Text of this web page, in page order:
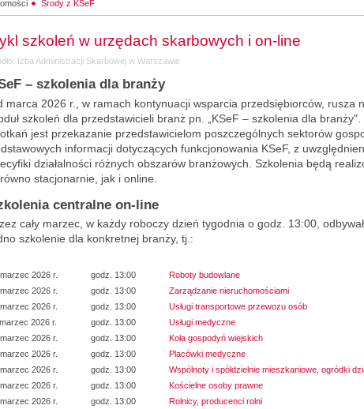
Środy z KSeF
szkoleń w urzędach skarbowych i on-line
Izba Administracji Skarbowej w Warszawie
– szkolenia dla branży
marca 2026 r., w ramach kontynuacji wsparcia przedsiębiorców, rusza
szkoleń dla przedstawicieli branż pn. „KSeF – szkolenia dla branży".
jest przekazanie przedstawicielom poszczególnych sektorów
informacji dotyczących funkcjonowania KSeF, z
działalności różnych obszarów branżowych. Szkolenia będą
stacjonarnie, jak i online.
centralne on-line
cały marzec, w każdy roboczy dzień tygodnia o godz. 13:00,
szkolenie dla konkretnej branży, tj.:
2026 r. godz. 13:00
Roboty budowlane
2026 r.
godz. 13:00
Zarządzanie nieruchomościami
2026 r.
godz. 13:00
Usługi transportowe przewozu osób
2026 r.
godz. 13:00
Usługi medyczne
2026 r.
godz. 13:00
Koła gospodyń wiejskich
2026 r.
godz. 13:00
Placówki medyczne
2026 r.
godz. 13:00
Wspólnoty i spółdzielnie mieszkaniowe, ogródki
2026 r.
godz. 13:00
Kościelne osoby prawne
2026 r.
godz. 13:00
Rolnicy, producenci rolni